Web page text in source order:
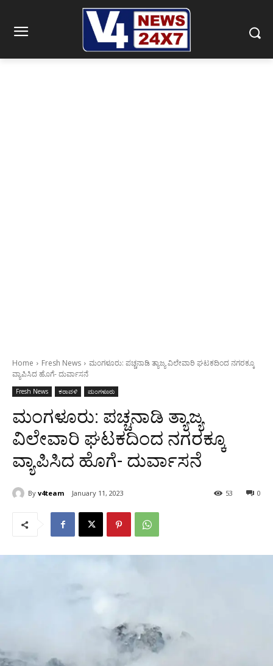
Home Fresh News
ಮಂಗಳೂರು: ಪಚ್ಚನಾಡಿ ತ್ಯಾಜ್ಯ ವಿಲೇವಾರಿ ಘಟಕದಿಂದ ನಗರಕ್ಕೂ
ವ್ಯಾಪಿಸಿದ ಹೊಗೆ- ದುರ್ವಾಸನೆ
Fresh News ಕರಾವಳಿ ಮಂಗಳೂರು
ಮಂಗಳೂರು: ಪಚ್ಚನಾಡಿ ತ್ಯಾಜ್ಯ
ವಿಲೇವಾರಿ ಘಟಕದಿಂದ ನಗರಕ್ಕೂ
ವ್ಯಾಪಿಸಿದ ಹೊಗೆ- ದುರ್ವಾಸನೆ
By v4team January 11, 2023 0
53